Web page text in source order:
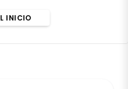
INICIO